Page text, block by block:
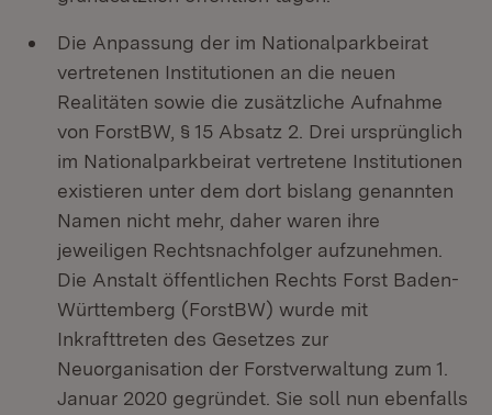
Die Anpassung der im Nationalparkbeirat
vertretenen Institutionen an die neuen
Realitäten sowie die zusätzliche Aufnahme
von ForstBW, § 15 Absatz 2. Drei ursprünglich
im Nationalparkbeirat vertretene Institutionen
existieren unter dem dort bislang genannten
Namen nicht mehr, daher waren ihre
jeweiligen Rechtsnachfolger aufzunehmen.
Die Anstalt öffentlichen Rechts Forst Baden-
Württemberg (ForstBW) wurde mit
Inkrafttreten des Gesetzes zur
Neuorganisation der Forstverwaltung zum 1.
Januar 2020 gegründet. Sie soll nun ebenfalls